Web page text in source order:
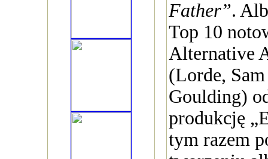
Father”.
Top 10
Alternative
(Lorde,
Goulding)
produkcję
tym razem